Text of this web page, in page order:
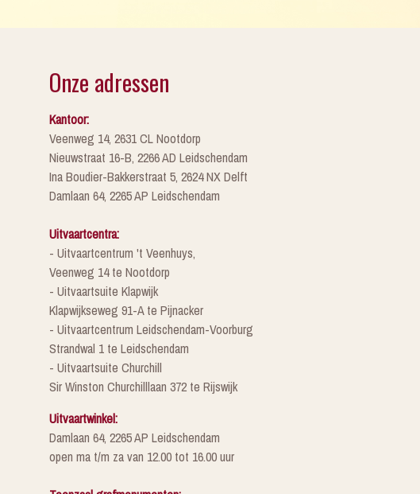
Onze adressen
Kantoor:
Veenweg 14, 2631 CL Nootdorp
Nieuwstraat 16-B, 2266 AD Leidschendam
Ina Boudier-Bakkerstraat 5, 2624 NX Delft
Damlaan 64, 2265 AP Leidschendam
Uitvaartcentra:
- Uitvaartcentrum 't Veenhuys,
Veenweg 14 te Nootdorp
- Uitvaartsuite Klapwijk
Klapwijkseweg 91-A te Pijnacker
- Uitvaartcentrum Leidschendam-Voorburg
Strandwal 1 te Leidschendam
- Uitvaartsuite Churchill
Sir Winston Churchilllaan 372 te Rijswijk
Uitvaartwinkel:
Damlaan 64, 2265 AP Leidschendam
open ma t/m za van 12.00 tot 16.00 uur